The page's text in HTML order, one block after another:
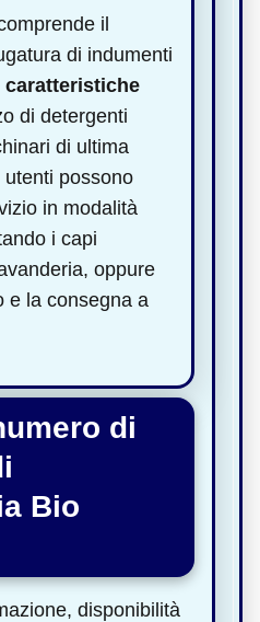
il
di indumenti
caratteristiche
di detergenti
di ultima
possono
in modalità
i capi
oppure
e la consegna a
di
Bio
disponibilità